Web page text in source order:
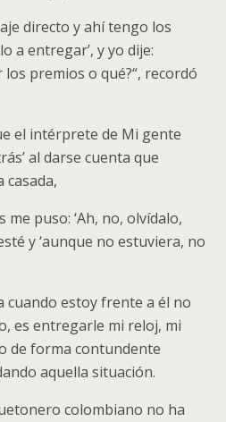
directo y ahí tengo los
a entregar’, y yo dije:
premios o qué?“, recordó
el intérprete de Mi gente
al darse cuenta que
casada,
me puso: ‘Ah, no, olvídalo,
y ‘aunque no estuviera, no
cuando estoy frente a él no
es entregarle mi reloj, mi
de forma contundente
aquella situación.
colombiano no ha